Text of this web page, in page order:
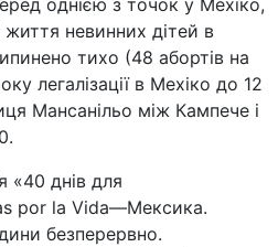
життя невинних дітей в
тихо (48 абортів на
легалізації в Мехіко до 12
Мансанільо між Кампече і
«40 днів для
por la Vida—Мексика.
безперервно.